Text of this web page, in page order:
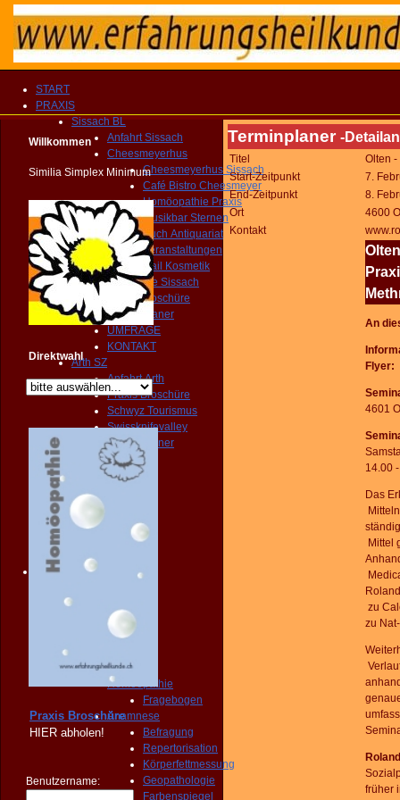
START
PRAXIS
Sissach BL
Anfahrt Sissach
Cheesmeyerhus
Cheesmeyerhus Sissach
Café Bistro Cheesmeyer
Homöopathie Praxis
Musikbar Sternen
Buch Antiquariat
Veranstaltungen
Nail Kosmetik
Gemeinde Sissach
Praxis Broschüre
Routenplaner
UMFRAGE
KONTAKT
Arth SZ
Anfahrt Arth
Praxis Broschüre
Schwyz Tourismus
Swissknifevalley
Routenplaner
KONTAKT
Erreichbarkeit
Fragebogen
Broschüre
Person
KONTAKT
Angebot
Homöopathie
Diagnose
PRAXIS
Homöopathie
Fragebogen
Anamnese
Befragung
Repertorisation
Körperfettmessung
Geopathologie
Farbenspiegel
Willkommen
Similia Simplex Minimum
Direktwahl
Praxis Broschüre
HIER abholen!
Benutzername:
Terminplaner -
Titel
Olten
Start-Zeitpunkt
7.
End-Zeitpunkt
8.
Ort
4600
Kontakt
An
4601
14.00
Das
Mitteln
Mittel
Roland
zu
zu
früher